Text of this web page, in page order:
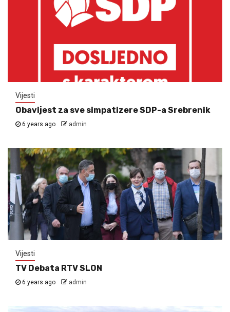
Vijesti
Obavijest za sve simpatizere SDP-a Srebrenik
6 years ago admin
Vijesti
TV Debata RTV SLON
6 years ago admin